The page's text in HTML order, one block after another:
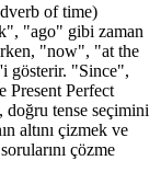
of time)
"ago" gibi zaman
"now", "at the
gösterir. "Since",
Perfect
doğru tense seçimini
altını çizmek ve
çözme